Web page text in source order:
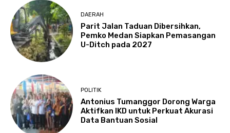
DAERAH
Parit Jalan Taduan Dibersihkan,
Pemko Medan Siapkan Pemasangan
U-Ditch pada 2027
POLITIK
Antonius Tumanggor Dorong Warga
Aktifkan IKD untuk Perkuat Akurasi
Data Bantuan Sosial